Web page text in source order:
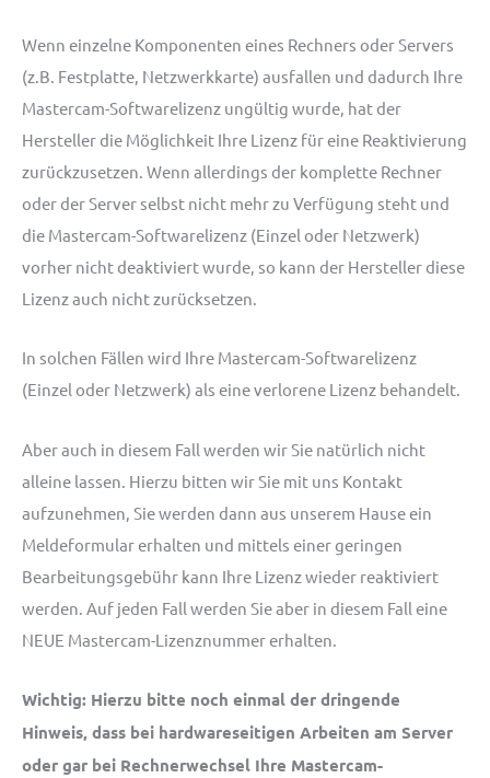
Wenn einzelne Komponenten eines Rechners oder Servers
(z.B. Festplatte, Netzwerkkarte) ausfallen und dadurch Ihre
Mastercam-Softwarelizenz ungültig wurde, hat der
Hersteller die Möglichkeit Ihre Lizenz für eine Reaktivierung
zurückzusetzen. Wenn allerdings der komplette Rechner
oder der Server selbst nicht mehr zu Verfügung steht und
die Mastercam-Softwarelizenz (Einzel oder Netzwerk)
vorher nicht deaktiviert wurde, so kann der Hersteller diese
Lizenz auch nicht zurücksetzen.
In solchen Fällen wird Ihre Mastercam-Softwarelizenz
(Einzel oder Netzwerk) als eine verlorene Lizenz behandelt.
Aber auch in diesem Fall werden wir Sie natürlich nicht
alleine lassen. Hierzu bitten wir Sie mit uns Kontakt
aufzunehmen, Sie werden dann aus unserem Hause ein
Meldeformular erhalten und mittels einer geringen
Bearbeitungsgebühr kann Ihre Lizenz wieder reaktiviert
werden. Auf jeden Fall werden Sie aber in diesem Fall eine
NEUE Mastercam-Lizenznummer erhalten.
Wichtig: Hierzu bitte noch einmal der dringende
Hinweis, dass bei hardwareseitigen Arbeiten am Server
oder gar bei Rechnerwechsel Ihre Mastercam-